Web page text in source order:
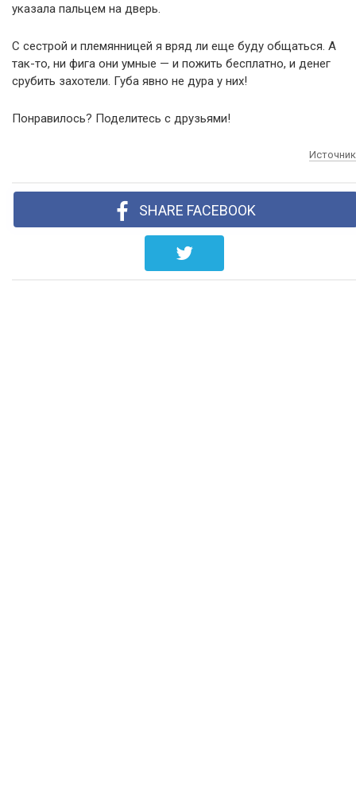
указала пальцем на дверь.
С сестрой и племянницей я вряд ли еще буду общаться. А
так-то, ни фига они умные — и пожить бесплатно, и денег
срубить захотели. Губа явно не дура у них!
Понравилось? Поделитесь с друзьями!
Источник
SHARE FACEBOOK